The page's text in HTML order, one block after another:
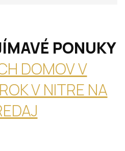
PONUKY
DOMOV V
V NITRE NA